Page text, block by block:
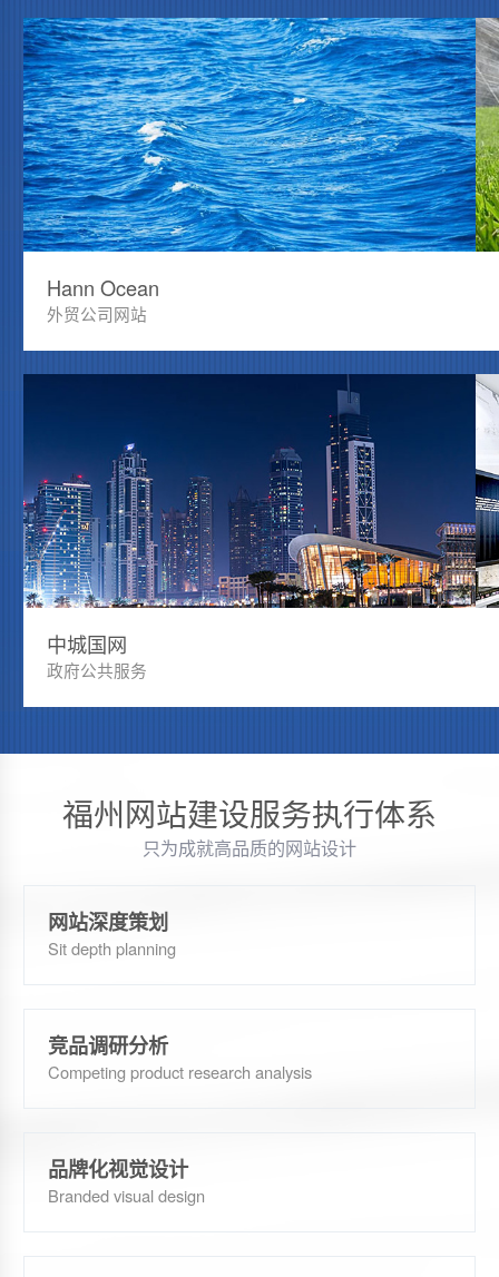
Hann Ocean
外贸公司网站
中城国网
政府公共服务
福州网站建设服务执行体系
只为成就高品质的网站设计
网站深度策划
Sit depth planning
竞品调研分析
Competing product research analysis
品牌化视觉设计
Branded visual design